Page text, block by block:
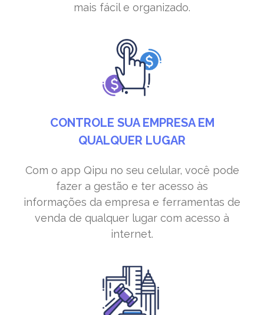
mais fácil e organizado.
CONTROLE SUA EMPRESA EM
QUALQUER LUGAR
Com o app Qipu no seu celular, você pode
fazer a gestão e ter acesso às
informações da empresa e ferramentas de
venda de qualquer lugar com acesso à
internet.